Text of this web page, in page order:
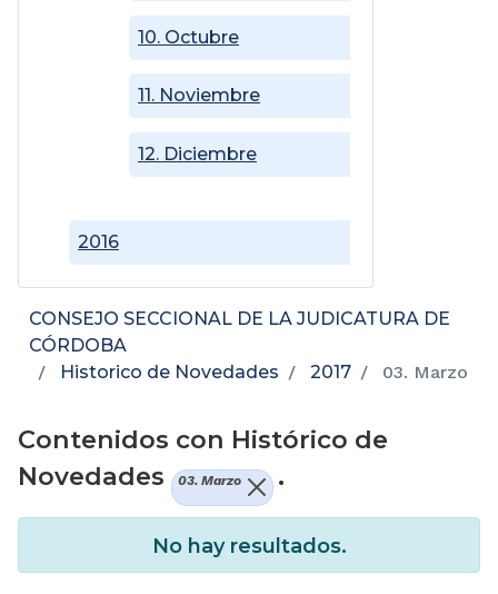
2016
10. Octubre
11. Noviembre
12. Diciembre
CONSEJO SECCIONAL DE LA JUDICATURA DE
CÓRDOBA
Historico de Novedades
2017 03. Marzo
Contenidos con Histórico de
Novedades
03. Marzo .
No hay resultados.